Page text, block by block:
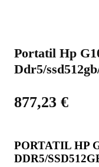
Portatil Hp
Ddr5/
877,23 €
PORTATIL HP
DDR5/